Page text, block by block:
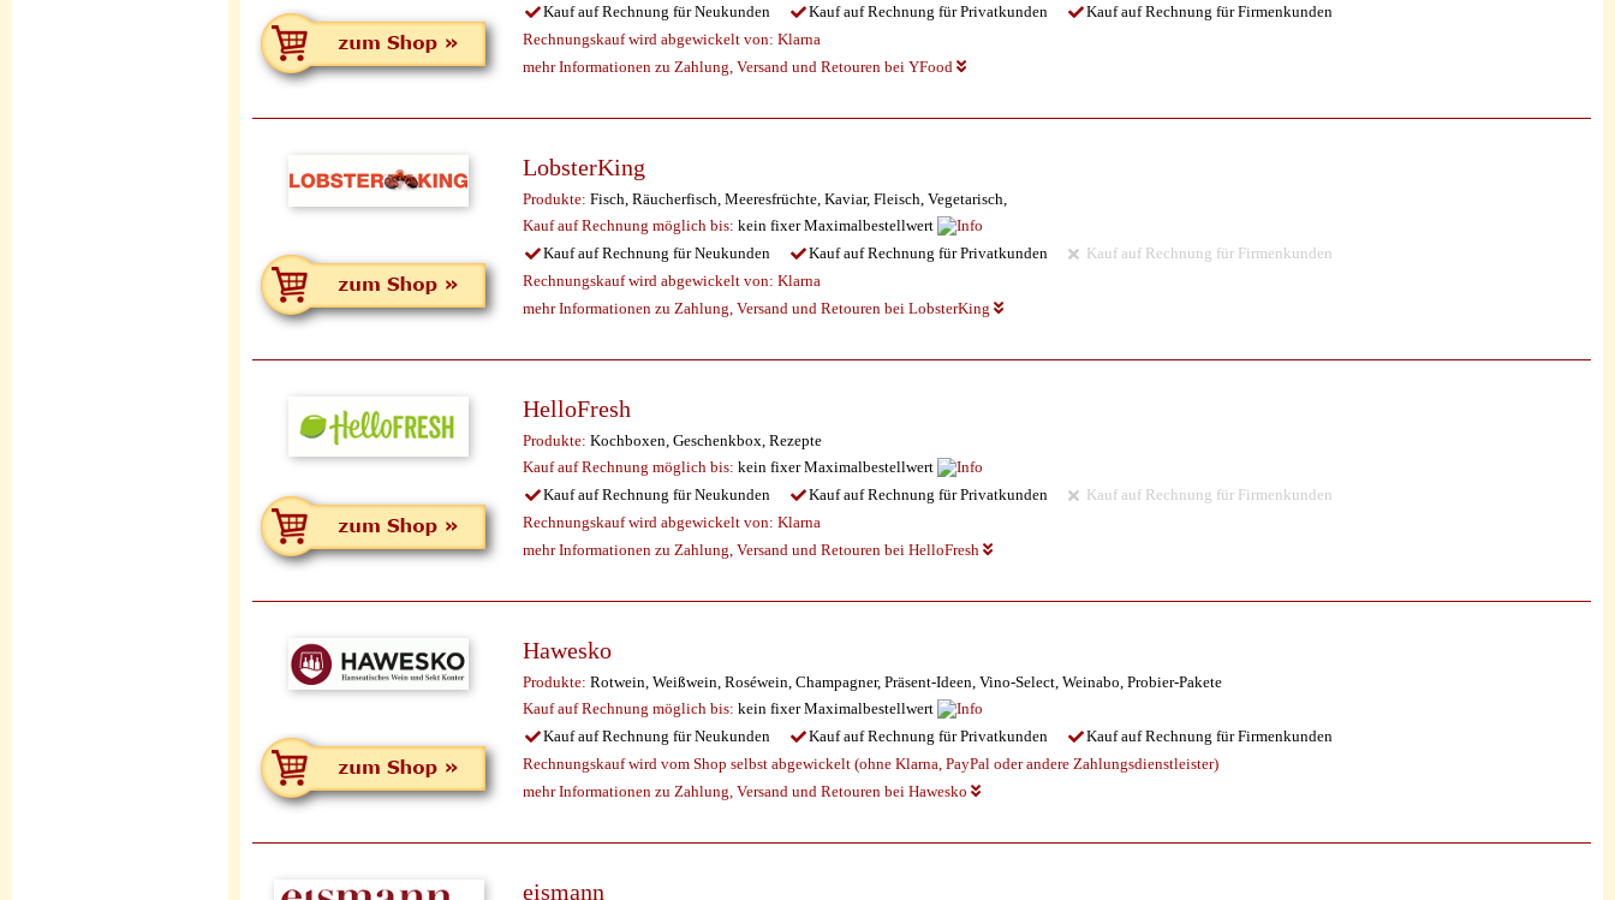
Kauf auf Rechnung für Neukunden
Kauf auf Rechnung für Privatkunden
Kauf auf Rechnung für Firmenkunden
Rechnungskauf wird abgewickelt von: Klarna
mehr Informationen zu Zahlung, Versand und Retouren bei YFood
LobsterKing
Produkte: Fisch, Räucherfisch, Meeresfrüchte, Kaviar, Fleisch, Vegetarisch,
Kauf auf Rechnung möglich bis: kein fixer Maximalbestellwert
Kauf auf Rechnung für Neukunden
Kauf auf Rechnung für Privatkunden
Kauf auf Rechnung für Firmenkunden
Rechnungskauf wird abgewickelt von: Klarna
mehr Informationen zu Zahlung, Versand und Retouren bei LobsterKing
HelloFresh
Produkte: Kochboxen, Geschenkbox, Rezepte
Kauf auf Rechnung möglich bis: kein fixer Maximalbestellwert
Kauf auf Rechnung für Neukunden
Kauf auf Rechnung für Privatkunden
Kauf auf Rechnung für Firmenkunden
Rechnungskauf wird abgewickelt von: Klarna
mehr Informationen zu Zahlung, Versand und Retouren bei HelloFresh
Hawesko
Produkte: Rotwein, Weißwein, Roséwein, Champagner, Präsent-Ideen, Vino-Select, Weinabo, Probier-Pakete
Kauf auf Rechnung möglich bis: kein fixer Maximalbestellwert
Kauf auf Rechnung für Neukunden
Kauf auf Rechnung für Privatkunden
Kauf auf Rechnung für Firmenkunden
Rechnungskauf wird vom Shop selbst abgewickelt (ohne Klarna, PayPal oder andere Zahlungsdienstleister)
mehr Informationen zu Zahlung, Versand und Retouren bei Hawesko
eismann